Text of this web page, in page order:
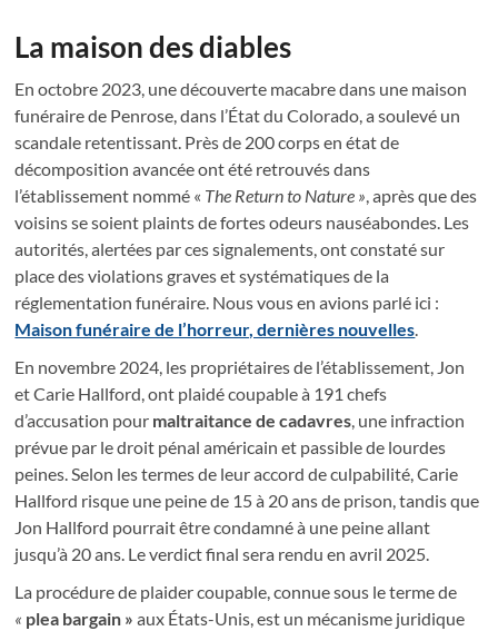
La maison des diables
En octobre 2023, une découverte macabre dans une maison
funéraire de Penrose, dans l’État du Colorado, a soulevé un
scandale retentissant. Près de 200 corps en état de
décomposition avancée ont été retrouvés dans
l’établissement nommé « The Return to Nature » , après que des
voisins se soient plaints de fortes odeurs nauséabondes. Les
autorités, alertées par ces signalements, ont constaté sur
place des violations graves et systématiques de la
réglementation funéraire. Nous vous en avions parlé ici :
Maison funéraire de l’horreur, dernières nouvelles
En novembre 2024, les propriétaires de l’établissement, Jon
et Carie Hallford, ont plaidé coupable à 191 chefs
d’accusation pour maltraitance de cadavres , une infraction
prévue par le droit pénal américain et passible de lourdes
peines. Selon les termes de leur accord de culpabilité, Carie
Hallford risque une peine de 15 à 20 ans de prison, tandis que
Jon Hallford pourrait être condamné à une peine allant
jusqu’à 20 ans. Le verdict final sera rendu en avril 2025.
La procédure de plaider coupable, connue sous le terme de
« plea bargain » aux États-Unis, est un mécanisme juridique